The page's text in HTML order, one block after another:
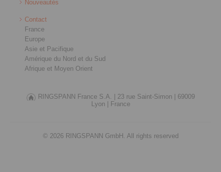
Nouveautés
Contact
France
Europe
Asie et Pacifique
Amérique du Nord et du Sud
Afrique et Moyen Orient
RINGSPANN France S.A. | 23 rue Saint-Simon |
69009
Lyon |
France
© 2026 RINGSPANN GmbH. All rights reserved